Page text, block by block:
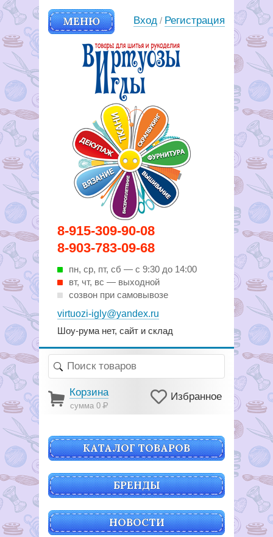
8-915-309-90-08
8-903-783-09-68
пн, ср, пт, cб — с 9:30 до 14:00
вт, чт, вс — выходной
созвон при самовывозе
virtuozi-igly@yandex.ru
Шоу-рума нет, сайт и склад
МЕНЮ
Вирутозы иглы. Товары для
шитья и рукоделья
Вход / Регистрация
Корзина
сумма 0Р
Избранное
КАТАЛОГ ТОВАРОВ
БРЕНДЫ
НОВОСТИ